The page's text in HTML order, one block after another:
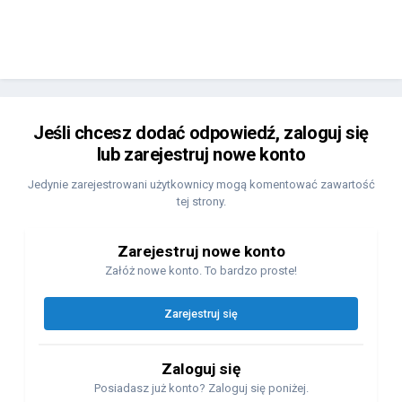
Jeśli chcesz dodać odpowiedź, zaloguj się
lub zarejestruj nowe konto
Jedynie zarejestrowani użytkownicy mogą komentować zawartość
tej strony.
Zarejestruj nowe konto
Załóż nowe konto. To bardzo proste!
Zarejestruj się
Zaloguj się
Posiadasz już konto? Zaloguj się poniżej.